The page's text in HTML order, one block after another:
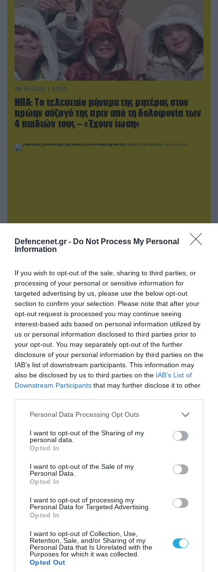
Defencenet.gr - Do Not Process My Personal
Information
If you wish to opt-out of the sale, sharing to third parties, or
processing of your personal or sensitive information for
targeted advertising by us, please use the below opt-out
section to confirm your selection. Please note that after your
opt-out request is processed you may continue seeing
interest-based ads based on personal information utilized by
us or personal information disclosed to third parties prior to
your opt-out. You may separately opt-out of the further
disclosure of your personal information by third parties on the
IAB’s list of downstream participants. This information may
also be disclosed by us to third parties on the IAB’s List of
Downstream Participants that may further disclose it to other
Please note that this website/app uses one or more Google
not limited to your visit or usage behaviour. You may click to
grant or deny consent to Google and its third-party tags to
use your data for below specified purposes in below Google
consent section.
Personal Data Processing Opt Outs
I want to opt-out of the Sharing of my
personal data.
Opted In
I want to opt-out of the Sale of my
Personal Data.
Opted In
I want to opt-out of processing my
Personal Data for Targeted Advertising.
Opted In
I want to opt-out of Collection, Use,
Retention, Sale, and/or Sharing of my
Personal Data that Is Unrelated with the
Purposes for which it was collected.
Opted Out
06.08.2026 | 09:02
ΗΠΑ: Το τελευταίο μήνυμα της μητέρας στον
πρώην σύζυγό της πριν από τη δολοφονία των
4 παιδιών τους – «Έχουν ίωση»
Ρωσικός πύραυλος με κεφαλή διασποράς
κατέστρεψε ολοσχερώς ένα από τα
μεγαλύτερα κέντρα διανομής στο Κίεβο
(βίντεο)
05.08.2026 | 22:02
Έκτακτη εκκένωση στην πόλη μετά την
αιφνιδιαστική προώθηση των Ρώσων (βίντεο)
ΠΟΛΙΤΙΚΗ